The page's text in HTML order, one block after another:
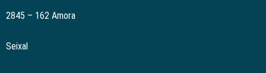
2845 – 162 Amora
Seixal